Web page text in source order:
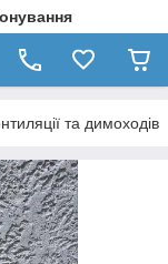
та димоходів